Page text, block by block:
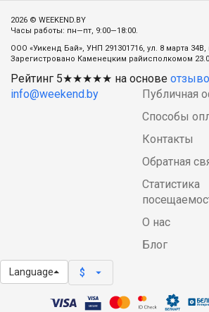
2026 © WEEKEND.BY
Часы работы: пн—пт, 9:00—18:00.
ООО «Уикенд Бай», УНП 291301716, ул. 8 марта 34В,
Зарегистровано Каменецким райисполкомом
Рейтинг 5★★★★★ на основе
info@weekend.by
Публичная
Способы
Контакты
Обратная
Статистика
О нас
Блог
Language $ arrow_drop_down